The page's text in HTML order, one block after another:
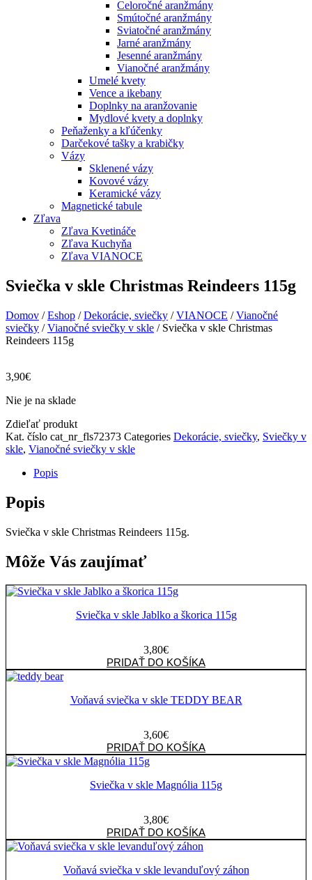
Celoročné aranžmány
Smútočné aranžmány
Sviatočné aranžmány
Jarné aranžmány
Jesenné aranžmány
Vianočné aranžmány
Umelé kvety
Vence a ikebany
Doplnky na aranžovanie
Mydlové kvety a doplnky
Peňaženky a kľúčenky
Darčekové tašky a krabičky
Vázy
Sklenené vázy
Kovové vázy
Keramické vázy
Magnetické tabule
Zľava
Zľava Kvetináče
Zľava Kuchyňa
Zľava VIANOCE
Sviečka v skle Christmas Reindeers 115g
Domov /Eshop /Dekorácie, sviečky /VIANOCE /Vianočné
sviečky /Vianočné sviečky v skle / Sviečka v skle Christmas
Reindeers 115g
3,90€
Nie je na sklade
Zdieľať produkt
Kat. číslo cat_nr_fls72373 Categories Dekorácie, sviečky, Sviečky v
skle, Vianočné sviečky v skle
Popis
Popis
Sviečka v skle Christmas Reindeers 115g.
Môže Vás zaujímať
Sviečka v skle Jablko a škorica 115g
3,80€
množstvo
Sviečka
skle
škorica
115g
PRIDAŤ DO KOŠÍKA
Voňavá sviečka v skle TEDDY BEAR
3,60€
množstvo
Voňavá
v
BEAR
PRIDAŤ DO KOŠÍKA
Sviečka v skle Magnólia 115g
3,80€
množstvo
Sviečka
skle
PRIDAŤ DO KOŠÍKA
Voňavá sviečka v skle levanduľový záhon